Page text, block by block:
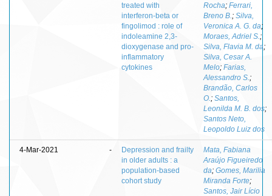
treated with
interferon-beta or
fingolimod : role of
indoleamine 2,3-
dioxygenase and pro-
inflammatory
cytokines
Rocha; Ferrari,
Breno B. ; Silva,
Veronica A. G. da;
Moraes, Adriel S. ;
Silva, Flavia M. da;
Silva, Cesar A.
Melo; Farias,
Alessandro S. ;
Brandão, Carlos
O. ; Santos,
Leonilda M. B. dos;
Santos Neto,
Leopoldo Luiz dos
4-Mar-2021 -
Depression and frailty
in older adults : a
population-based
cohort study
Mata, Fabiana
Araújo Figueiredo
da; Gomes, Marilia
Miranda Forte;
Santos, Jair Lício